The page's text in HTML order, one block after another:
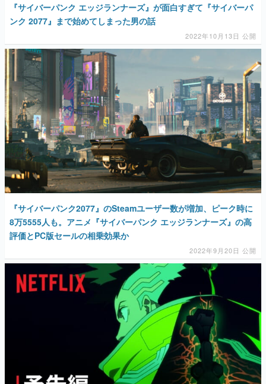
『サイバーパンク エッジランナーズ』が面白すぎて『サイバーパ
ンク 2077』まで始めてしまった男の話
2022年10月13日 公開
『サイバーパンク2077』のSteamユーザー数が増加、ピーク時に
8万5555人も。アニメ『サイバーパンク エッジランナーズ』の高
評価とPC版セールの相乗効果か
2022年9月20日 公開